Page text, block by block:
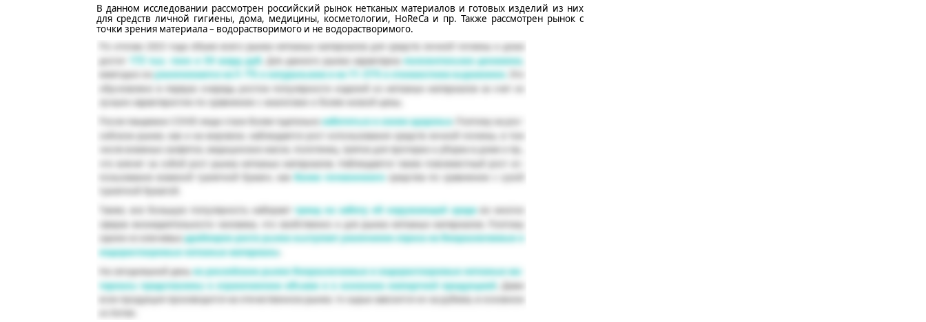
В данном исследовании рассмотрен российский рынок нетканых материалов и готовых изделий из них
для средств личной гигиены, дома, медицины, косметологии, HoReCa и пр. Также рассмотрен рынок с
точки зрения материала – водорастворимого и не водорастворимого.